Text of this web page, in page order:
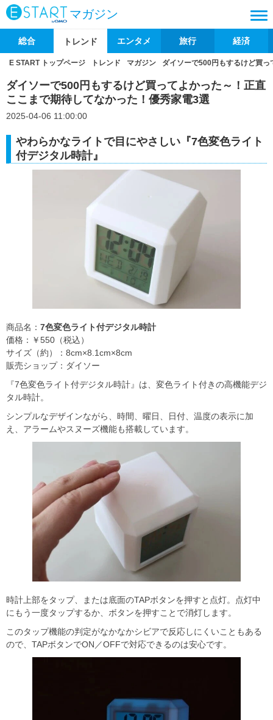
マガジン
総合 トレンド エンタメ 旅行 経済
E START トップページ トレンド マガジン ダイソーで500円もするけど買
ダイソーで500円もするけど買ってよかった～！正直
ここまで期待してなかった！優秀家電3選
2025-04-06 11:00:00
やわらかなライトで目にやさしい『7色変色ライト
付デジタル時計』
商品名： 7色変色ライト付デジタル時計
価格：￥550（税込）
サイズ（約）：8cm×8.1cm×8cm
販売ショップ：ダイソー
『7色変色ライト付デジタル時計』は、変色ライト付きの高機能デジ
タル時計。
​シンプルなデザインながら、時間、曜日、日付、温度の表示に加
え、アラームやスヌーズ機能も搭載しています。
時計上部をタップ、または底面のTAPボタンを押すと点灯。点灯中
にもう一度タップするか、ボタンを押すことで消灯します。
このタップ機能の判定がなかなかシビアで反応しにくいこともある
ので、TAPボタンでON／OFFで対応できるのは安心です。